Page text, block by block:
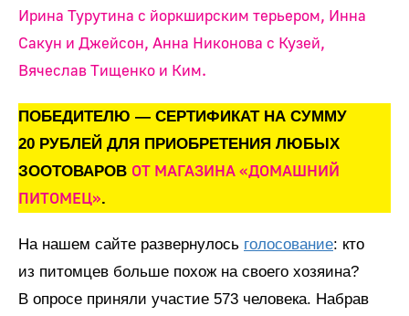
Ирина Турутина с йоркширским терьером, Инна
Сакун и Джейсон, Анна Никонова с Кузей,
Вячеслав Тищенко и Ким.
ПОБЕДИТЕЛЮ — СЕРТИФИКАТ НА СУММУ
20 РУБЛЕЙ ДЛЯ ПРИОБРЕТЕНИЯ ЛЮБЫХ
ЗООТОВАРОВ ОТ МАГАЗИНА «ДОМАШНИЙ
ПИТОМЕЦ».
На нашем сайте развернулось голосование: кто
из питомцев больше похож на своего хозяина?
В опросе приняли участие 573 человека. Набрав